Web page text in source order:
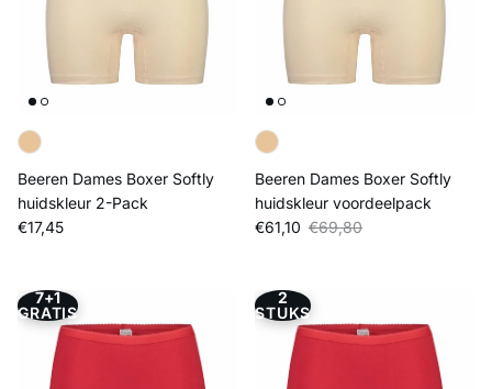
Beeren Dames Boxer Softly
huidskleur 2-Pack
Reguliere prijs
€17,45
Beeren Dames Boxer Softly
huidskleur voordeelpack
Verkoopprijs
€61,10 Reguliere prijs
€69,80
7+1
GRATIS
2
STUKS